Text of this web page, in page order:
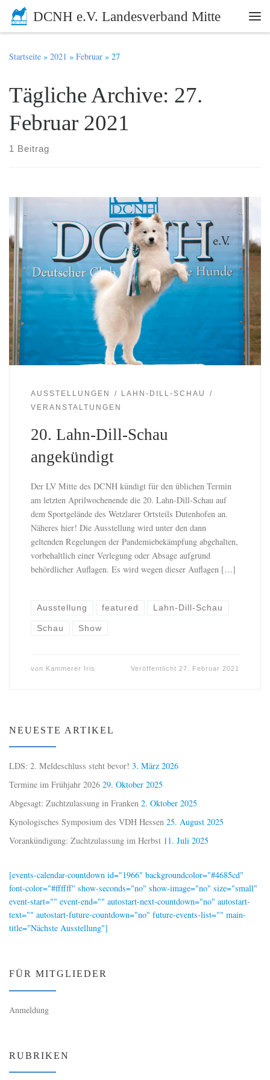
Zum Inhalt springen
DCNH e.V. Landesverband Mitte
Startseite » 2021 » Februar » 27
Tägliche Archive: 27.
Februar 2021
1 Beitrag
AUSSTELLUNGEN
LAHN-DILL-SCHAU
VERANSTALTUNGEN
20. Lahn-Dill-Schau
angekündigt
Der LV Mitte des DCNH kündigt für den üblichen Termin
am letzten Aprilwochenende die 20. Lahn-Dill-Schau auf
dem Sportgelände des Wetzlarer Ortsteils Dutenhofen an.
Näheres hier! Die Ausstellung wird unter den dann
geltenden Regelungen der Pandemiebekämpfung abgehalten,
vorbehaltlich einer Verlegung oder Absage aufgrund
behördlicher Auflagen. Es wird wegen dieser Auflagen […]
Ausstellung featured Lahn-Dill-Schau
Schau Show
von Kammerer Iris Veröffentlicht 27. Februar 2021
NEUESTE ARTIKEL
LDS: 2. Meldeschluss steht bevor! 3. März 2026
Termine im Frühjahr 2026 29. Oktober 2025
Abgesagt: Zuchtzulassung in Franken 2. Oktober 2025
Kynologisches Symposium des VDH Hessen 25. August 2025
Vorankündigung: Zuchtzulassung im Herbst 11. Juli 2025
[events-calendar-countdown id="1966" backgroundcolor="#4685cd"
font-color="#ffffff" show-seconds="no" show-image="no" size="small"
event-start="" event-end="" autostart-next-countdown="no" autostart-
text="" autostart-future-countdown="no" future-events-list="" main-
title="Nächste Ausstellung"]
FÜR MITGLIEDER
Anmeldung
RUBRIKEN